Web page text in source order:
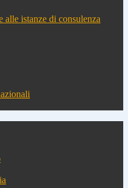
alle istanze di consulenza